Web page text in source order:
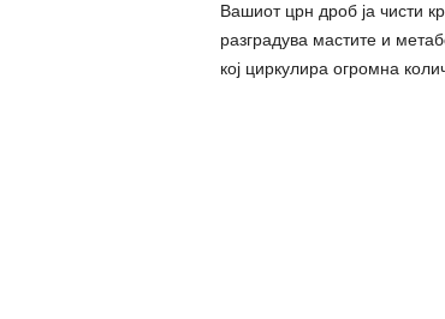
Вашиот црн дроб ја чисти
разградува мастите и
кој циркулира огромна